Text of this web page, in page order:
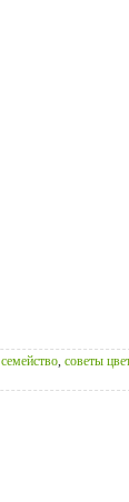
семейство советы